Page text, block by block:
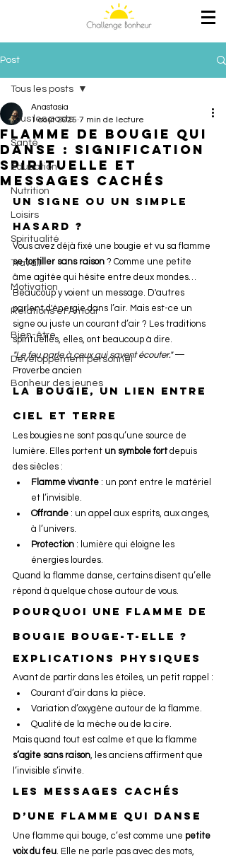
Post
Tous les posts
Santé
Education
Nutrition
Loisirs
Spiritualité
Travail
Motivation
Relations et Amour
Bien-être
Développement personnel
Bonheur des jeunes
Tous les posts
Flamme de bougie qui
danse : signification
spirituelle et
messages cachés
Anastasia
1 août 2025 7 min de lecture
un signe ou un simple
hasard ?
Vous avez déjà fixé une bougie et vu sa flamme
se tortiller sans raison ? Comme une petite
âme agitée qui hésite entre deux mondes…
Beaucoup y voient un message. D'autres
parlent d'énergie dans l’air. Mais est-ce un
signe ou juste un courant d’air ? Les traditions
spirituelles, elles, ont beaucoup à dire.
"Le feu parle à ceux qui savent écouter." —
Proverbe ancien
La bougie, un lien entre
ciel et terre
Les bougies ne sont pas qu’une source de
lumière. Elles portent un symbole fort depuis
des siècles :
Flamme vivante : un pont entre le matériel
et l’invisible.
Offrande : un appel aux esprits, aux anges,
à l’univers.
Protection : lumière qui éloigne les
énergies lourdes.
Quand la flamme danse, certains disent qu’elle
répond à quelque chose autour de vous.
Pourquoi une flamme de
bougie bouge-t-elle ?
Explications physiques
Avant de partir dans les étoiles, un petit rappel :
Courant d’air dans la pièce.
Variation d’oxygène autour de la flamme.
Qualité de la mèche ou de la cire.
Mais quand tout est calme et que la flamme
s’agite sans raison, les anciens affirment que
l’invisible s’invite.
Les messages cachés
d’une flamme qui danse
Une flamme qui bouge, c’est comme une petite
voix du feu. Elle ne parle pas avec des mots,